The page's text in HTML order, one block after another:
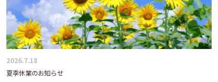
2026.7.18
夏季休業のお知らせ